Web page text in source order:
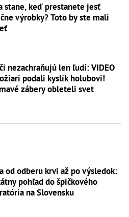
stane, keď prestanete jesť
výrobky? Toto by ste mali
nezachraňujú len ľudí: VIDEO
podali kyslík holubovi!
zábery obleteli svet
od odberu krvi až po výsledok:
pohľad do špičkového
na Slovensku